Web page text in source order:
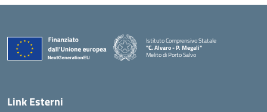
Istituto Comprensivo Statale
"C. Alvaro - P. Megali"
Melito di Porto Salvo
Link Esterni